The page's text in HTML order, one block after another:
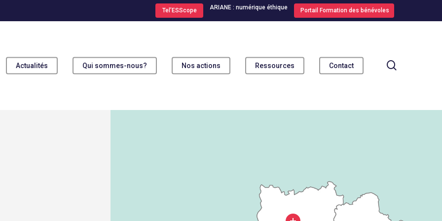
Tel’ESScope ARIANE : numérique éthique Portail Formation des bénévoles
fermer
Actualités Qui sommes-nous? Nos actions Ressources Contact